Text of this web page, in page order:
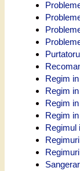
Regim
Regim
Regim
Regim
Regimul